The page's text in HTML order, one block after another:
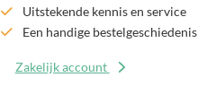
Uitstekende kennis en service
Een handige bestelgeschiedenis
Zakelijk account